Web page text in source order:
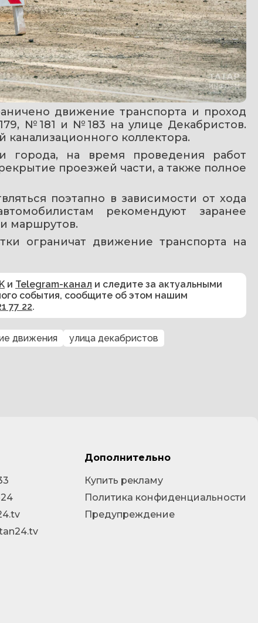
движение транспорта и проход
№181 и №183 на улице Декабристов.
коллектора.
города, на время проведения работ
проезжей части, а также полное
поэтапно в зависимости от хода
рекомендуют заранее
маршрутов.
ограничат движение транспорта на
и Telegram-канал и следите за актуальными
события, сообщите об этом нашим
77 22.
движения улица декабристов
Дополнительно
Купить рекламу
Политика конфиденциальности
Предупреждение